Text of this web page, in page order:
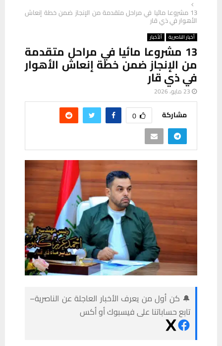
13 مشروعا مائيا في مراحل متقدمة من الإنجاز ضمن خطة إنعاش
الأهوار في ذي قار
أخبار الناصرية ألأخبار
13 مشروعا مائيا في مراحل متقدمة
من الإنجاز ضمن خطة إنعاش الأهوار
في ذي قار
23 مايو، 2026
مشاركة 0
🔔 كن أول من يعرف الأخبار العاجلة عن الناصرية–
تابع حساباتنا على فيسبوك أو أكس